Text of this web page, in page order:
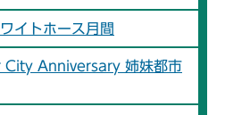
イトホース月間
Anniversary 姉妹都市